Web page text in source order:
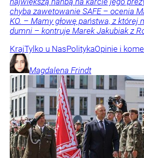
chyba zawetowanie SAFE – ocenia
KO. – Mamy głowę państwa, z której
dumni – kontruje Marek Jakubiak z
KrajTylko u NasPolitykaOpinie i
Magdalena Frindt